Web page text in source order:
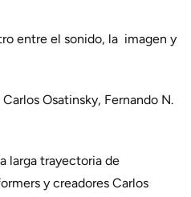
entre el sonido, la imagen y
Osatinsky, Fernando N.
larga trayectoria de
y creadores Carlos